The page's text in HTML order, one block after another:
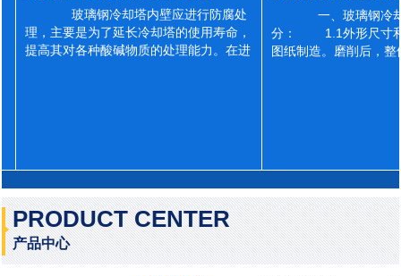
玻璃钢冷却塔内壁应进行防腐处
理，主要是为了延长冷却塔的使用寿命，
提高其对各种酸碱物质的处理能力。在进
一、玻璃钢冷
分： 1.1外形尺寸和
图纸制造。磨削后，
PRODUCT CENTER
产品中心